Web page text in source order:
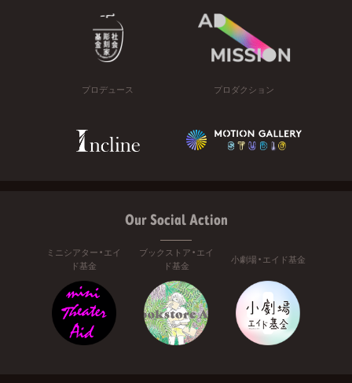
プロデュース プロダクション
Our Social Action
ミニシアター・エイ
ド基金
ブックストア・エイ
ド基金
小劇場・エイド基金